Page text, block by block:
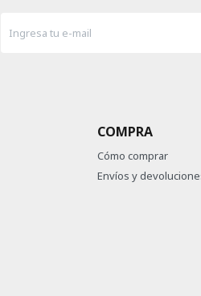
COMPRA
Cómo comprar
Envíos y